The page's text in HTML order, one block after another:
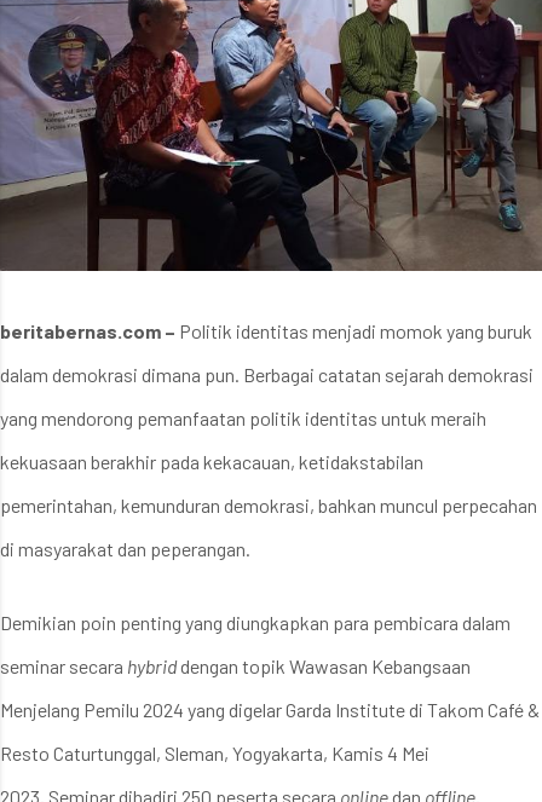
beritabernas.com – Politik identitas menjadi momok yang buruk
dalam demokrasi dimana pun. Berbagai catatan sejarah demokrasi
yang mendorong pemanfaatan politik identitas untuk meraih
kekuasaan berakhir pada kekacauan, ketidakstabilan
pemerintahan, kemunduran demokrasi, bahkan muncul perpecahan
di masyarakat dan peperangan.
Demikian poin penting yang diungkapkan para pembicara dalam
seminar secara hybriddengan topik Wawasan Kebangsaan
Menjelang Pemilu 2024 yang digelar Garda Institute di Takom Café &
Resto Caturtunggal, Sleman, Yogyakarta, Kamis 4 Mei
2023. Seminar dihadiri 250 peserta secara online dan offline.